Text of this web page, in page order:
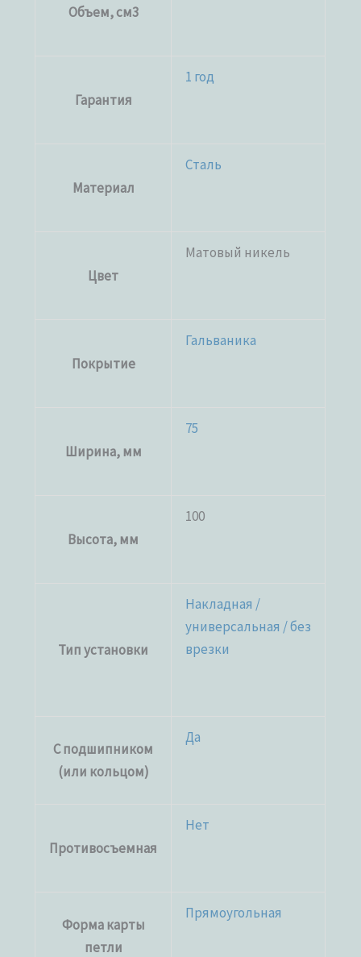
Объем, см3
Гарантия
1 год
Материал
Сталь
Цвет
Матовый никель
Покрытие
Гальваника
Ширина, мм
75
Высота, мм
100
Тип установки
Накладная /
универсальная / без
врезки
С подшипником
(или кольцом)
Да
Противосъемная
Нет
Форма карты
петли
Прямоугольная